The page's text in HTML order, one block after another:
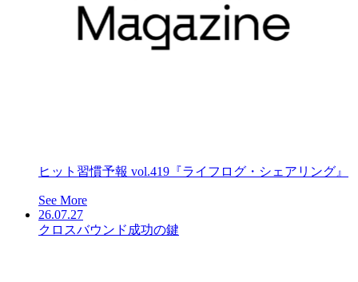
ヒット習慣予報 vol.419『ライフログ・シェアリング』
See More
26.07.27
クロスバウンド成功の鍵